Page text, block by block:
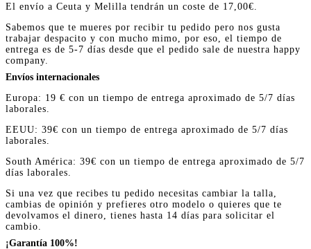
El envío a Ceuta y Melilla tendrán un coste de 17,00€.
Sabemos que te mueres por recibir tu pedido pero nos gusta
trabajar despacito y con mucho mimo, por eso, el tiempo de
entrega es de 5-7 días desde que el pedido sale de nuestra happy
company.
Envíos internacionales
Europa: 19 € con un tiempo de entrega aproximado de 5/7 días
laborales.
EEUU: 39€ con un tiempo de entrega aproximado de 5/7 días
laborales.
South América: 39€ con un tiempo de entrega aproximado de 5/7
días laborales.
Si una vez que recibes tu pedido necesitas cambiar la talla,
cambias de opinión y prefieres otro modelo o quieres que te
devolvamos el dinero, tienes hasta 14 días para solicitar el
cambio.
¡Garantía 100%!